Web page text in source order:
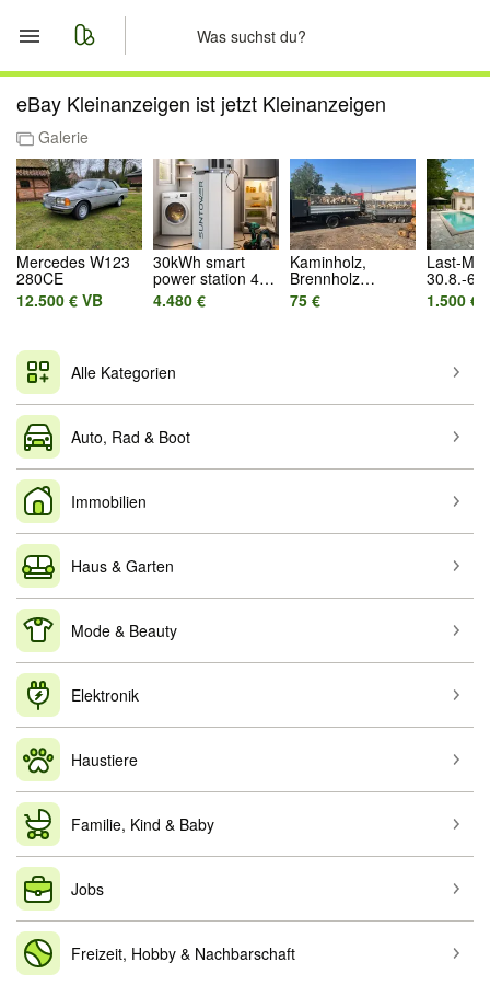
Start
Merkliste
Nachrichten
Anzeige aufgeben
eBay Kleinanzeigen ist jetzt Kleinanzeigen
Galerie
Mercedes W123
280CE
12.500 € VB
30kWh smart
power station 48V
Inselanlage 12kW
Ausgangsleistung
4.480 €
Kaminholz,
Brennholz
*KAMMERGETR
OCKNET*
75 €
Last-
30.8.-
Istrien,
1.500 €
Alle Kategorien
Auto, Rad & Boot
Immobilien
Haus & Garten
Mode & Beauty
Elektronik
Haustiere
Familie, Kind & Baby
Jobs
Freizeit, Hobby & Nachbarschaft